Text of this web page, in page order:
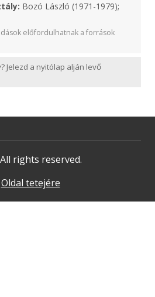
Bozó László (1971-1979);
előfordulhatnak a források
Jelezd a nyitólap alján levő
rights reserved.
Oldal tetejére